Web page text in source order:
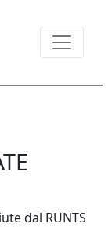
dal RUNTS